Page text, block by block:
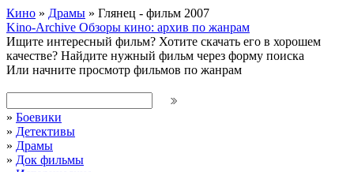
Кино » Драмы » Глянец - фильм 2007
Kino-Archive Обзоры кино: архив по жанрам
Ищите интересный фильм? Хотите скачать его в хорошем
качестве? Найдите нужный фильм через форму поиска
Или начните просмотр фильмов по жанрам
» Боевики
» Детективы
» Драмы
» Док фильмы